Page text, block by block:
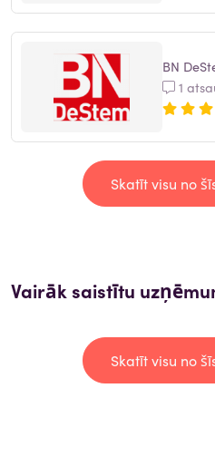
BN
1
Skatīt visu no
Vairāk saistītu
Skatīt visu no